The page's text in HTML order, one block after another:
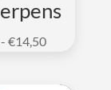
- €14,50Prijsklasse:
tot